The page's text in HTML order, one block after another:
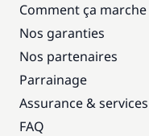
Comment ça marche
Nos garanties
Nos partenaires
Parrainage
Assurance & services
FAQ